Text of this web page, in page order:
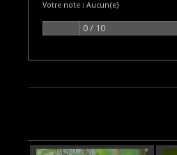
Votre note : Aucun(e)
0 / 10